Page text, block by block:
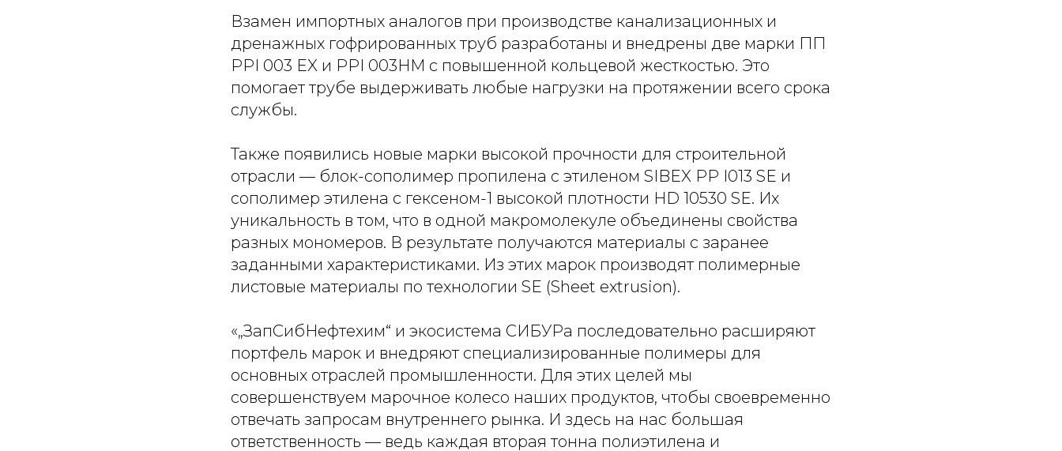
Взамен импортных аналогов при производстве канализационных и
дренажных гофрированных труб разработаны и внедрены две марки ПП
PPI 003 EX и PPI 003HM с повышенной кольцевой жесткостью. Это
помогает трубе выдерживать любые нагрузки на протяжении всего срока
службы.
Также появились новые марки высокой прочности для строительной
отрасли — блок-сополимер пропилена с этиленом SIBEX PP I013 SE и
сополимер этилена с гексеном-1 высокой плотности HD 10530 SE. Их
уникальность в том, что в одной макромолекуле объединены свойства
разных мономеров. В результате получаются материалы с заранее
заданными характеристиками. Из этих марок производят полимерные
листовые материалы по технологии SE (Sheet extrusion).
«„ЗапСибНефтехим“ и экосистема СИБУРа последовательно расширяют
портфель марок и внедряют специализированные полимеры для
основных отраслей промышленности. Для этих целей мы
совершенствуем марочное колесо наших продуктов, чтобы своевременно
отвечать запросам внутреннего рынка. И здесь на нас большая
ответственность — ведь каждая вторая тонна полиэтилена и